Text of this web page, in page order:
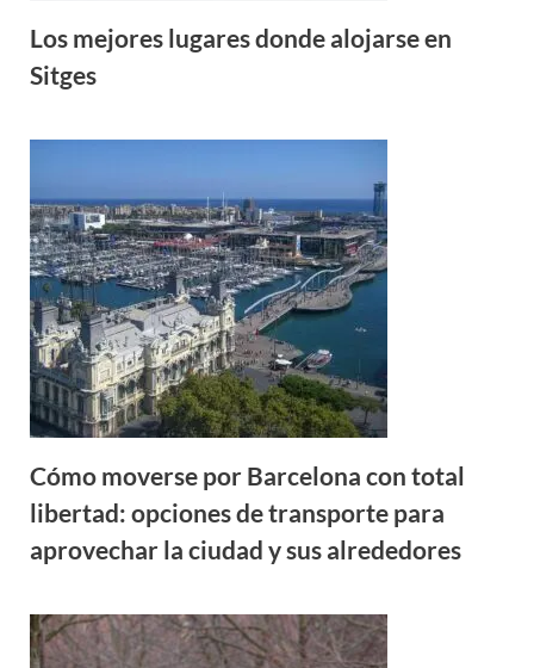
Los mejores lugares donde alojarse en
Sitges
Cómo moverse por Barcelona con total
libertad: opciones de transporte para
aprovechar la ciudad y sus alrededores